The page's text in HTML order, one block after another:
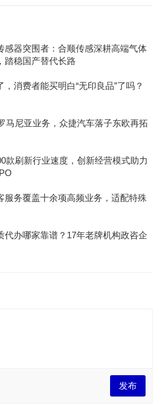
感器突围者：合顺传感深耕高端气体
踏稳国产替代长路
，消费者能买明白“无印良品”了吗？
马尼亚业务，众捷汽车落子东欧再拓
款刷新行业速度，创新经营模式助力
服务覆盖十余项高频业务，适配特殊
代办哪家靠谱？17年老牌机构政咨企
发布